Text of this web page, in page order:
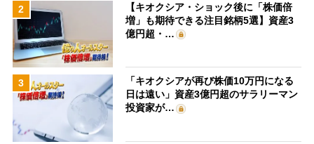
2
【キオクシア・ショック後に「株価倍
増」も期待できる注目銘柄5選】資産3
億円超・…
3
「キオクシアが再び株価10万円になる
日は遠い」資産3億円超のサラリーマン
投資家が…